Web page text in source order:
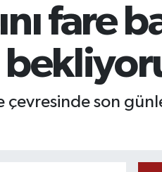
fare
çevresinde son